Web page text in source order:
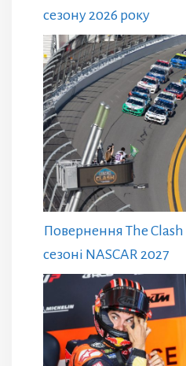
сезону 2026 року
Повернення The
сезоні NASCAR 2027